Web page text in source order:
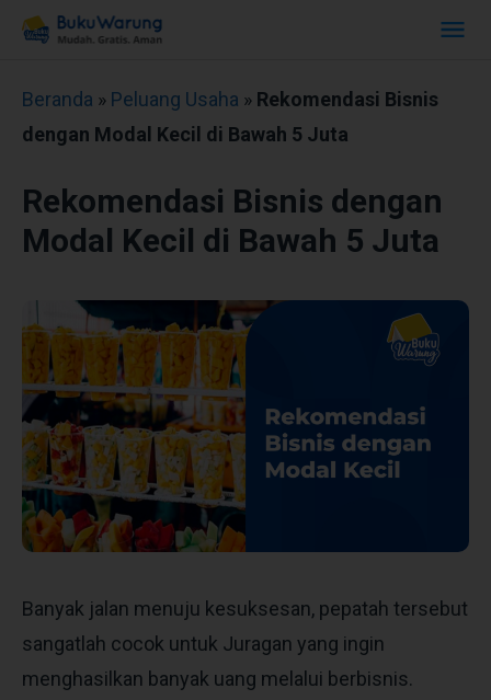
Beranda » Peluang Usaha » Rekomendasi Bisnis
dengan Modal Kecil di Bawah 5 Juta
Rekomendasi Bisnis dengan
Modal Kecil di Bawah 5 Juta
Banyak jalan menuju kesuksesan, pepatah tersebut
sangatlah cocok untuk Juragan yang ingin
menghasilkan banyak uang melalui berbisnis.